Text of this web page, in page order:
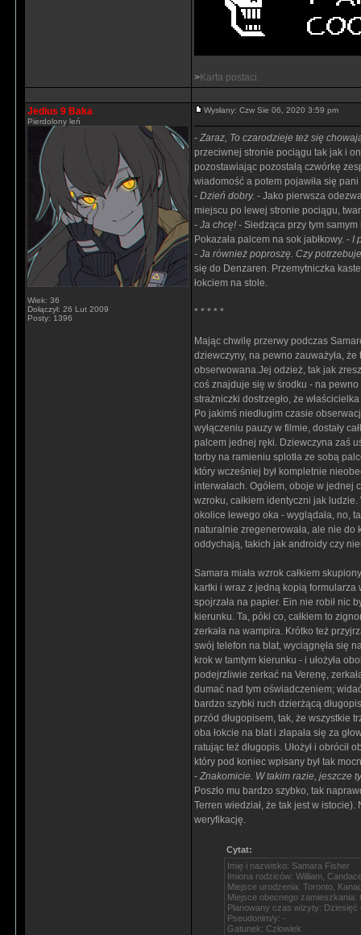
>Karta postaci.
Jedius 9 Baka
Pierdolony leń
Wiek: 36
Dołączył: 26 Lut 2009
Posty: 1396
Wysłany: Czw Sie 06, 2020 3:59 pm
- Zaraz, To czarodzieje też się
przeciwnej stronie pociągu tak jak i
pozostawiając pozostałą czwórkę
wiadomość a potem pojawiła się
- Dzień dobry. - Jako pierwsza
miejscu po lewej stronie pociągu,
- Ja chcę! - Siedząca przy tym
Pokazała palcem na sok jabłkowy. - I
- Ja również poproszę. Czy
się do Denzaren. Przemytniczka
łokciem na stole.
* * * * *
Mając chwilę przerwy podczas
dziewczyny, na pewno zauważyła,
obserwowana.Jej odzież, tak jak
coś znajduje się w środku - na
strażniczki dostrzegło, że
Po jakimś niedługim czasie
wyłączeniu pauzy w filmie, dostały
palcem jednej ręki. Dziewczyna zaś
torby na ramieniu splotła ze sobą
który wcześniej był kompletnie
interwałach. Ogółem, oboje w
wzroku, całkiem identyczni jak
okolice lewego oka - wyglądała, no,
naturalnie zregenerowała, ale nie
oddychają, takich jak androidy czy
Samara miała wzrok całkiem
kartki i wraz z jedną kopią
spojrzała na papier. Ein nie robił nic
kierunku. Ta, póki co, całkiem to
zerkała na wampira. Krótko też
swój telefon na blat, wyciągnęła się
krok w tamtym kierunku - i ułożyła
podejrzliwie zerkać na Verenę,
dumać nad tym oświadczeniem;
bardzo szybki ruch dzierżącą
przód długopisem, tak, że wszystkie
oba łokcie na blat i złapała się za
ratując też długopis. Ułożył i
który pod koniec wpisany był tak
- Znakomicie. W takim razie, jeszcze
Poszło mu bardzo szybko, tak
Terren wiedział, że tak jest w
weryfikację.
Cytat:
Imię i nazwisko: Samara Fisher
Imiona rodziców: William,
Miejsce urodzenia: Toronto,
Miejsce obecnego zamieszkania:
Planowany czas wizyty: Dziesięć
Pseudonim/y: -
Gatunek: Człowiek